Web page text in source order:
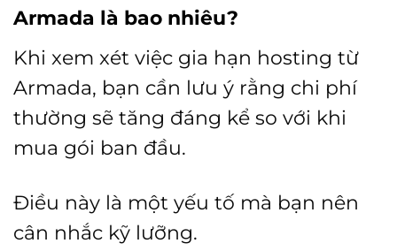
Armada là bao nhiêu?
Khi xem xét việc gia hạn hosting từ
Armada, bạn cần lưu ý rằng chi phí
thường sẽ tăng đáng kể so với khi
mua gói ban đầu.
Điều này là một yếu tố mà bạn nên
cân nhắc kỹ lưỡng.